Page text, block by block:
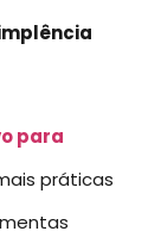
para
práticas